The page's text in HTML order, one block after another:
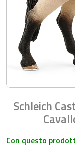
Schleich
Con questo